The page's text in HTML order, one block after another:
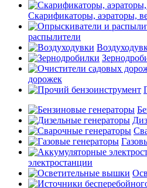
Скарификаторы, аэраторы,
распылители
дорожек
электростанции